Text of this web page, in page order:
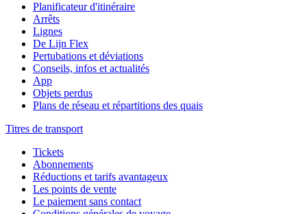
Planificateur d'itinéraire
Arrêts
Lignes
De Lijn Flex
Pertubations et déviations
Conseils, infos et actualités
App
Objets perdus
Plans de réseau et répartitions des quais
Titres de transport
Tickets
Abonnements
Réductions et tarifs avantageux
Les points de vente
Le paiement sans contact